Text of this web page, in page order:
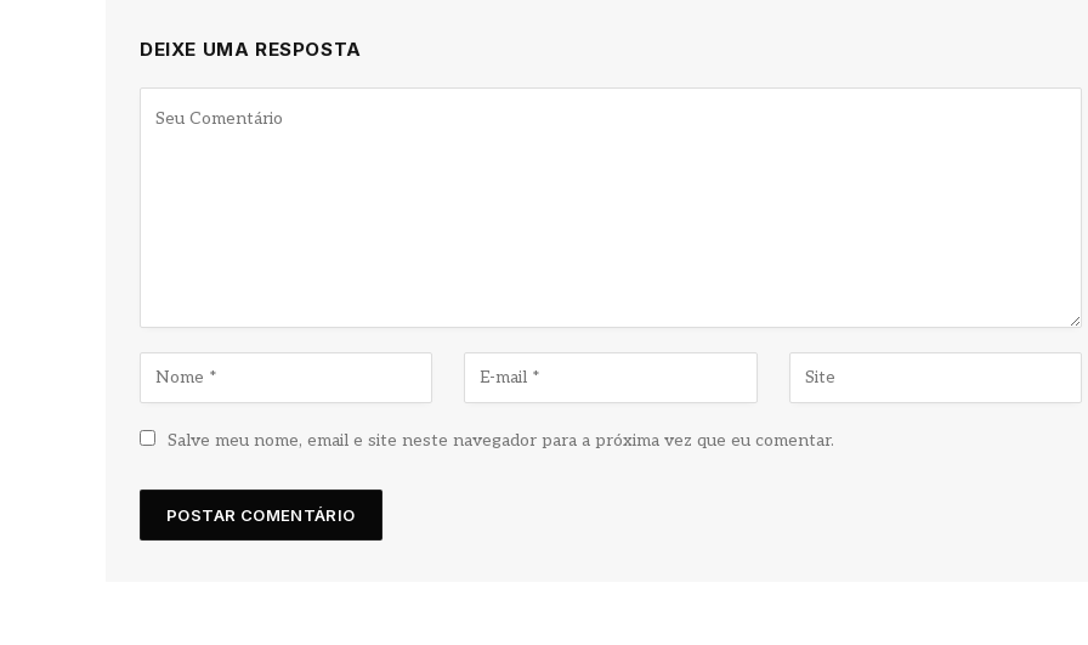
DEIXE UMA RESPOSTA
Salve meu nome, email e site neste navegador para a próxima vez que eu comentar.